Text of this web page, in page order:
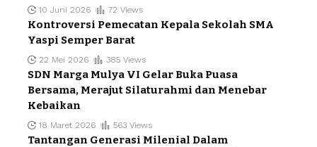
10 Juni 2026 72 Views
Kontroversi Pemecatan Kepala Sekolah SMA
Yaspi Semper Barat
22 Mei 2026 385 Views
SDN Marga Mulya VI Gelar Buka Puasa
Bersama, Merajut Silaturahmi dan Menebar
Kebaikan
18 Maret 2026 563 Views
Tantangan Generasi Milenial Dalam